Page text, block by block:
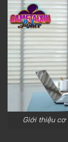
Giới thiệu cơ